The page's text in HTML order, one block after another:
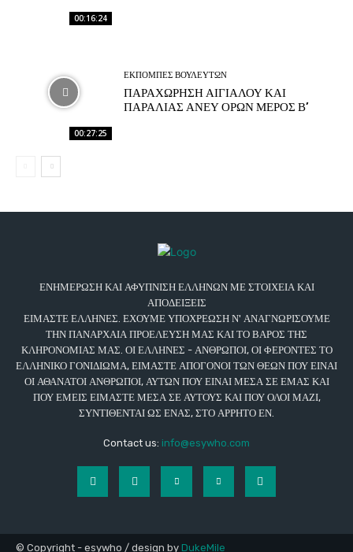
00:16:24
00:27:25
ΕΚΠΟΜΠΕΣ ΒΟΥΛΕΥΤΩΝ
ΠΑΡΑΧΩΡΗΣΗ ΑΙΓΙΑΛΟΥ ΚΑΙ
ΠΑΡΑΛΙΑΣ ΑΝΕΥ ΟΡΩΝ ΜΕΡΟΣ Β’
ΕΝΗΜΕΡΩΣΗ ΚΑΙ ΑΦΥΠΝΙΣΗ ΕΛΛΗΝΩΝ ΜΕ ΣΤΟΙΧΕΙΑ ΚΑΙ
ΑΠΟΔΕΙΞΕΙΣ
ΕΙΜΑΣΤΕ ΕΛΛΗΝΕΣ. ΕΧΟΥΜΕ ΥΠΟΧΡΕΩΣΗ Ν' ΑΝΑΓΝΩΡΙΣΟΥΜΕ
ΤΗΝ ΠΑΝΑΡΧΑΙΑ ΠΡΟΕΛΕΥΣΗ ΜΑΣ ΚΑΙ ΤΟ ΒΑΡΟΣ ΤΗΣ
ΚΛΗΡΟΝΟΜΙΑΣ ΜΑΣ. ΟΙ ΕΛΛΗΝΕΣ - ΑΝΘΡΩΠΟΙ, ΟΙ ΦΕΡΟΝΤΕΣ ΤΟ
ΕΛΛΗΝΙΚΟ ΓΟΝΙΔΙΩΜΑ, ΕΙΜΑΣΤΕ ΑΠΟΓΟΝΟΙ ΤΩΝ ΘΕΩΝ ΠΟΥ ΕΙΝΑΙ
ΟΙ ΑΘΑΝΑΤΟΙ ΑΝΘΡΩΠΟΙ, ΑΥΤΩΝ ΠΟΥ ΕΙΝΑΙ ΜΕΣΑ ΣΕ ΕΜΑΣ ΚΑΙ
ΠΟΥ ΕΜΕΙΣ ΕΙΜΑΣΤΕ ΜΕΣΑ ΣΕ ΑΥΤΟΥΣ ΚΑΙ ΠΟΥ ΟΛΟΙ ΜΑΖΙ,
ΣΥΝΤΙΘΕΝΤΑΙ ΩΣ ΕΝΑΣ, ΣΤΟ ΑΡΡΗΤΟ ΕΝ.
Contact us: info@esywho.com
© Copyright - esywho / design by DukeMile